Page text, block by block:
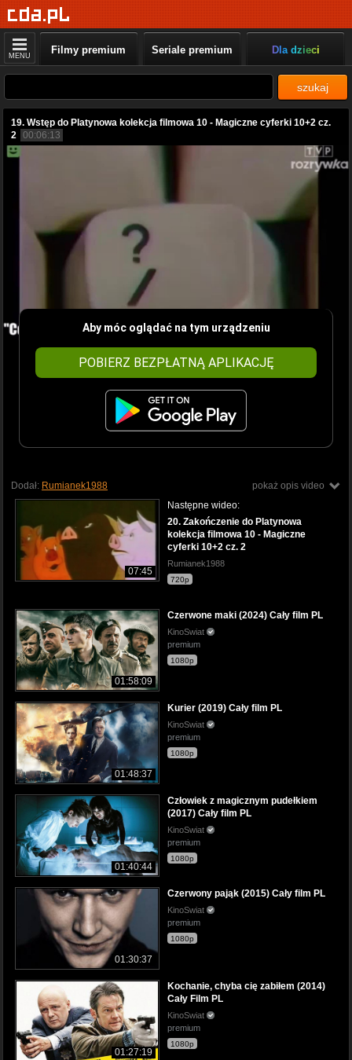
MENU Filmy premium Seriale premium Dla dzieci
szukaj
19. Wstęp do Platynowa kolekcja filmowa 10 - Magiczne cyferki 10+2 cz.
2 00:06:13
Aby móc oglądać na tym urządzeniu
POBIERZ BEZPŁATNĄ APLIKACJĘ
pokaż opis video
Dodał: Rumianek1988
07:45
Następne wideo:
20. Zakończenie do Platynowa
kolekcja filmowa 10 - Magiczne
cyferki 10+2 cz. 2
Rumianek1988
720p
01:58:09
Czerwone maki (2024) Cały film PL
KinoSwiat
premium
1080p
01:48:37
Kurier (2019) Cały film PL
KinoSwiat
premium
1080p
01:40:44
Człowiek z magicznym pudełkiem
(2017) Cały film PL
KinoSwiat
premium
1080p
01:30:37
Czerwony pająk (2015) Cały film PL
KinoSwiat
premium
1080p
01:27:19
Kochanie, chyba cię zabiłem (2014)
Cały Film PL
KinoSwiat
premium
1080p